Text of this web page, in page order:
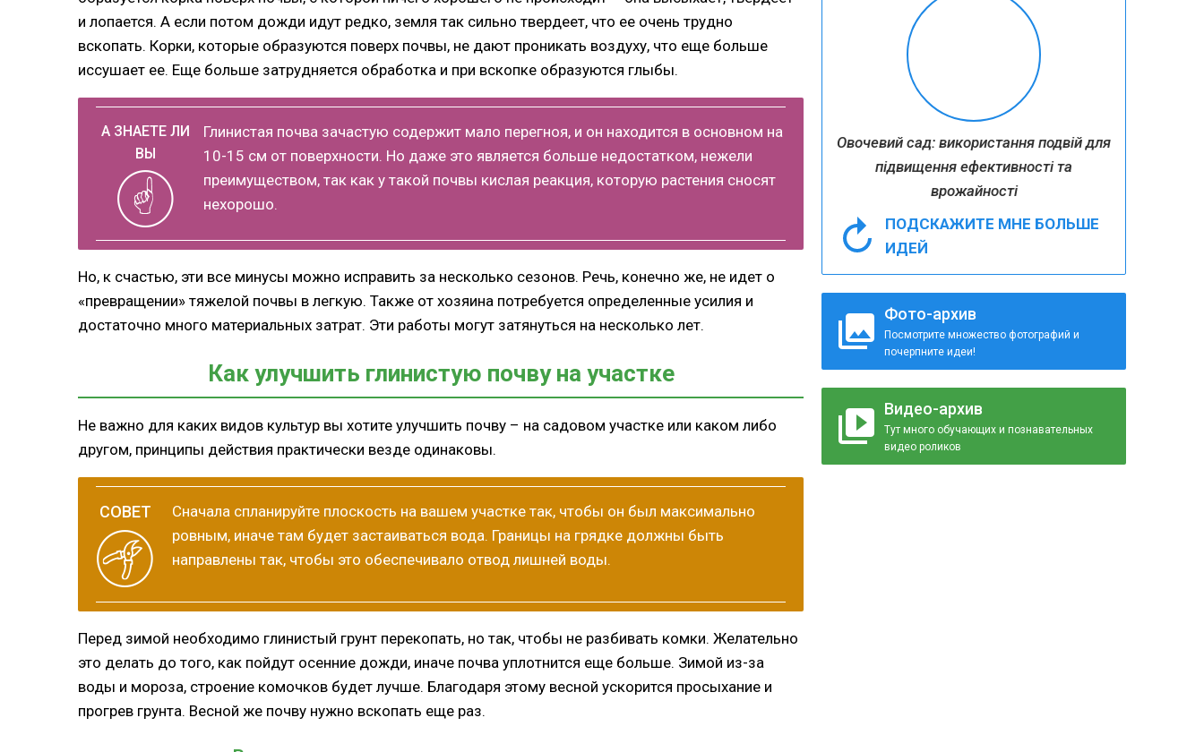
Овочевий сад: використання подвій для
підвищення ефективності та
врожайності
ПОДСКАЖИТЕ МНЕ БОЛЬШЕ
ИДЕЙ
Фото-архив
Посмотрите множество фотографий и
почерпните идеи!
Видео-архив
Тут много обучающих и познавательных
видео роликов
и лопается. А если потом дожди идут редко, земля так сильно твердеет, что ее очень трудно
вскопать. Корки, которые образуются поверх почвы, не дают проникать воздуху, что еще больше
иссушает ее. Еще больше затрудняется обработка и при вскопке образуются глыбы.
Глинистая почва зачастую содержит мало перегноя, и он находится в основном на
10-15 см от поверхности. Но даже это является больше недостатком, нежели
преимуществом, так как у такой почвы кислая реакция, которую растения сносят
нехорошо.
Но, к счастью, эти все минусы можно исправить за несколько сезонов. Речь, конечно же, не идет о
«превращении» тяжелой почвы в легкую. Также от хозяина потребуется определенные усилия и
достаточно много материальных затрат. Эти работы могут затянуться на несколько лет.
Как улучшить глинистую почву на участке
Не важно для каких видов культур вы хотите улучшить почву – на садовом участке или каком либо
другом, принципы действия практически везде одинаковы.
Сначала спланируйте плоскость на вашем участке так, чтобы он был максимально
ровным, иначе там будет застаиваться вода. Границы на грядке должны быть
направлены так, чтобы это обеспечивало отвод лишней воды.
Перед зимой необходимо глинистый грунт перекопать, но так, чтобы не разбивать комки. Желательно
это делать до того, как пойдут осенние дожди, иначе почва уплотнится еще больше. Зимой из-за
воды и мороза, строение комочков будет лучше. Благодаря этому весной ускорится просыхание и
прогрев грунта. Весной же почву нужно вскопать еще раз.